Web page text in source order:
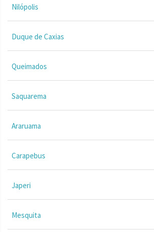
Nilópolis
Duque de Caxias
Queimados
Saquarema
Araruama
Carapebus
Japeri
Mesquita